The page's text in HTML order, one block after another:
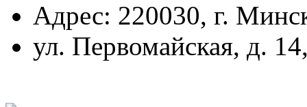
Адрес: 220030, г.
ул. Первомайская, д.